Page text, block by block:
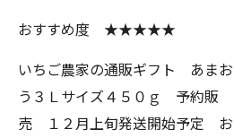
おすすめ度 ★★★★★
いちご農家の通販ギフト あまお
う３Ｌサイズ４５０ｇ 予約販
売 １２月上旬発送開始予定 お